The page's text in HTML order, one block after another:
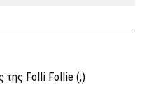
της Folli Follie (;)